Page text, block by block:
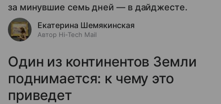
за минувшие семь дней — в дайджесте.
Екатерина Шемякинская
Автор Hi-Tech Mail
Один из континентов Земли
поднимается: к чему это
приведет